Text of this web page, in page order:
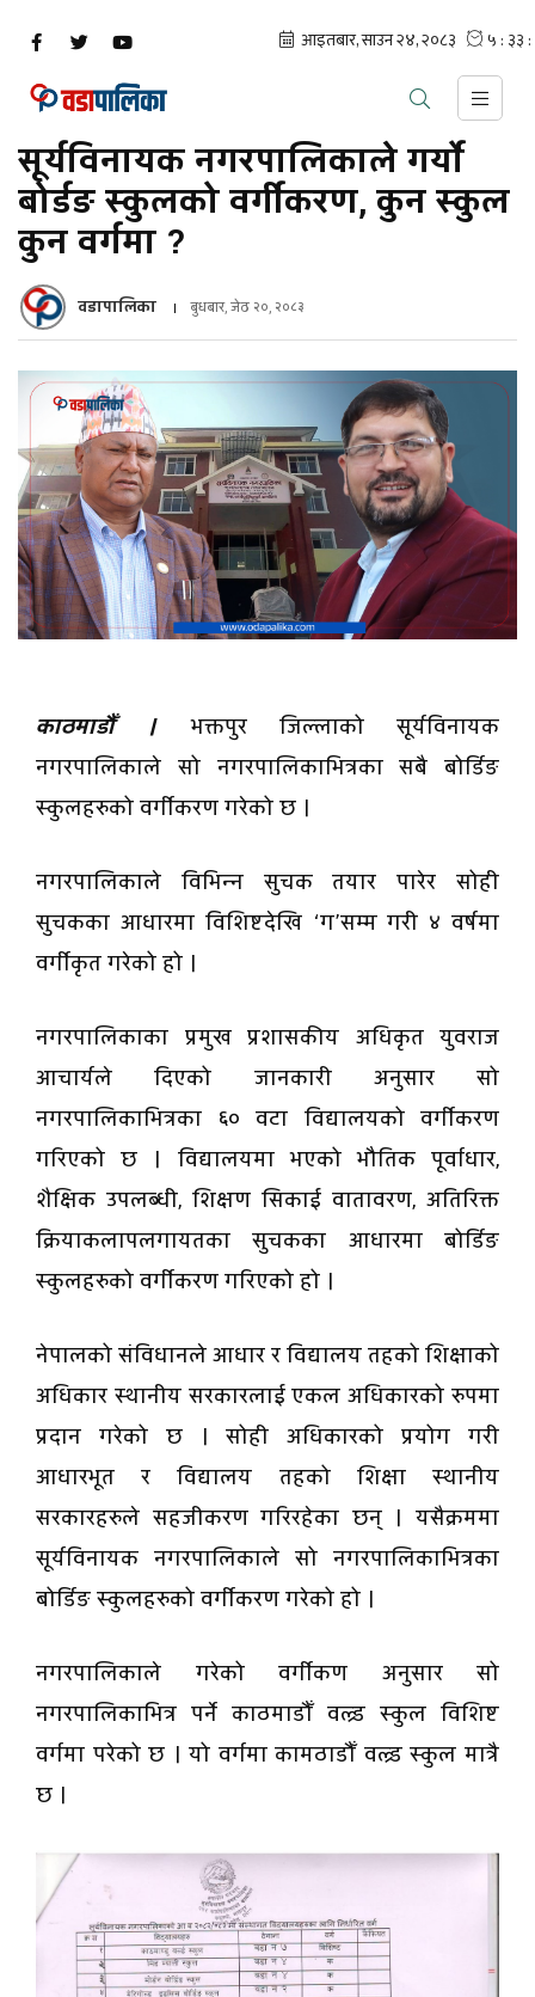
सूर्यविनायक नगरपालिकाले गर्यो
बोर्डङ स्कुलको वर्गीकरण, कुन स्कुल
कुन वर्गमा ?
वडापालिका बुधबार, जेठ २०, २०८३
काठमाडौँ । भक्तपुर जिल्लाको सूर्यविनायक
नगरपालिकाले सो नगरपालिकाभित्रका सबै बोर्डिङ
स्कुलहरुको वर्गीकरण गरेको छ ।
नगरपालिकाले विभिन्न सुचक तयार पारेर सोही
सुचकका आधारमा विशिष्टदेखि ‘ग’सम्म गरी ४ वर्षमा
वर्गीकृत गरेको हो ।
नगरपालिकाका प्रमुख प्रशासकीय अधिकृत युवराज
आचार्यले दिएको जानकारी अनुसार सो
नगरपालिकाभित्रका ६० वटा विद्यालयको वर्गीकरण
गरिएको छ । विद्यालयमा भएको भौतिक पूर्वाधार,
शैक्षिक उपलब्धी, शिक्षण सिकाई वातावरण, अतिरिक्त
क्रियाकलापलगायतका सुचकका आधारमा बोर्डिङ
स्कुलहरुको वर्गीकरण गरिएको हो ।
नेपालको संविधानले आधार र विद्यालय तहको शिक्षाको
अधिकार स्थानीय सरकारलाई एकल अधिकारको रुपमा
प्रदान गरेको छ । सोही अधिकारको प्रयोग गरी
आधारभूत र विद्यालय तहको शिक्षा स्थानीय
सरकारहरुले सहजीकरण गरिरहेका छन् । यसैक्रममा
सूर्यविनायक नगरपालिकाले सो नगरपालिकाभित्रका
बोर्डिङ स्कुलहरुको वर्गीकरण गरेको हो ।
नगरपालिकाले गरेको वर्गीकण अनुसार सो
नगरपालिकाभित्र पर्ने काठमाडौँ वल्र्ड स्कुल विशिष्ट
वर्गमा परेको छ । यो वर्गमा कामठाडौँ वल्र्ड स्कुल मात्रै
छ ।